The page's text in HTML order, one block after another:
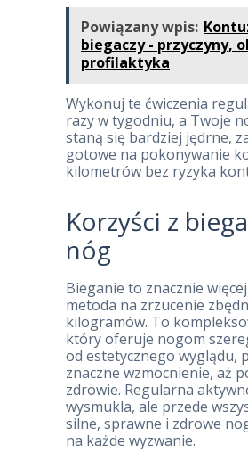
Powiązany wpis:
biegaczy - przyczyny,
profilaktyka
Wykonuj te ćwiczenia
razy w tygodniu, a Twoje
staną się bardziej jędrne,
gotowe na pokonywanie
kilometrów bez ryzyka
Korzyści z
nóg
Bieganie to znacznie
metoda na zrzucenie
kilogramów. To
który oferuje nogom
od estetycznego wyglądu,
znaczne wzmocnienie, aż
zdrowie. Regularna
wysmukla, ale przede
silne, sprawne i zdrowe
na każde wyzwanie.